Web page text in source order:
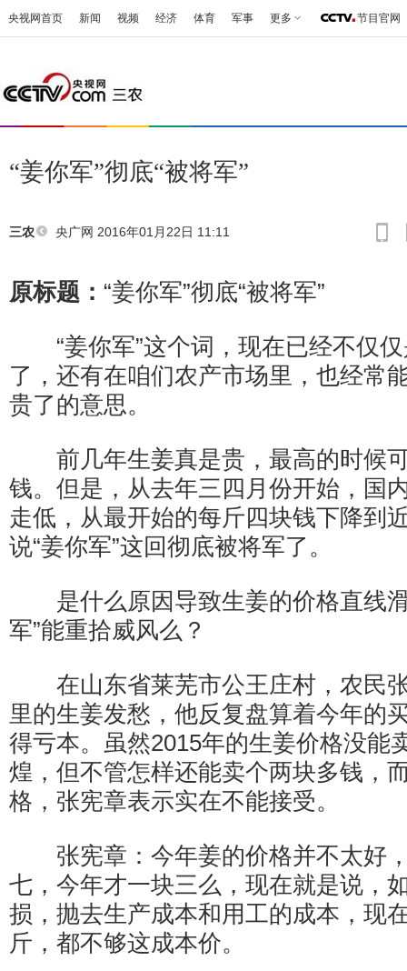
央视网首页 新闻 视频 经济 体育 军事 更多 节目官网
“姜你军”彻底“被将军”
三农 央广网 2016年01月22日 11:11
原标题： “姜你军”彻底“被将军”
“姜你军”这个词，现在已经不仅仅
了，还有在咱们农产市场里，也经常
贵了的意思。
前几年生姜真是贵，最高的时候
钱。但是，从去年三四月份开始，国
走低，从最开始的每斤四块钱下降到
说“姜你军”这回彻底被将军了。
是什么原因导致生姜的价格直线滑
军”能重拾威风么？
在山东省莱芜市公王庄村，农民
里的生姜发愁，他反复盘算着今年的
得亏本。虽然2015年的生姜价格没能
煌，但不管怎样还能卖个两块多钱，
格，张宪章表示实在不能接受。
张宪章：今年姜的价格并不太好
七，今年才一块三么，现在就是说，
损，抛去生产成本和用工的成本，现
斤，都不够这成本价。